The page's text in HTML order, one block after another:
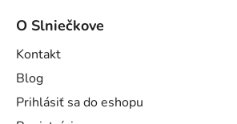
O Slniečkove
Kontakt
Blog
Prihlásiť sa do eshopu